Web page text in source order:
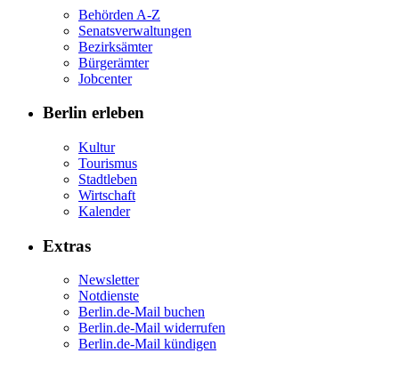
Behörden A-Z
Senatsverwaltungen
Bezirksämter
Bürgerämter
Jobcenter
Berlin erleben
Kultur
Tourismus
Stadtleben
Wirtschaft
Kalender
Extras
Newsletter
Notdienste
Berlin.de-Mail buchen
Berlin.de-Mail widerrufen
Berlin.de-Mail kündigen